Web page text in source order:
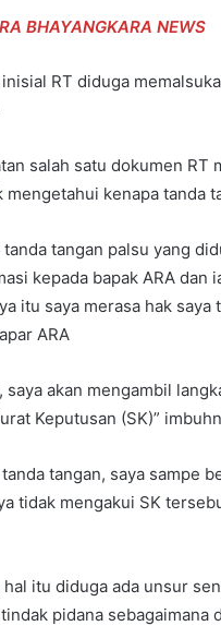
BHAYANGKARA NEWS
RT diduga
salah satu dokumen RT
mengetahui kenapa tanda
tanda tangan palsu yang
kepada bapak ARA dan
itu saya merasa hak
ARA
saya akan mengambil
Keputusan (SK)”
tangan, saya sampe
tidak mengakui SK
hal itu diduga ada unsur
pidana sebagaimana